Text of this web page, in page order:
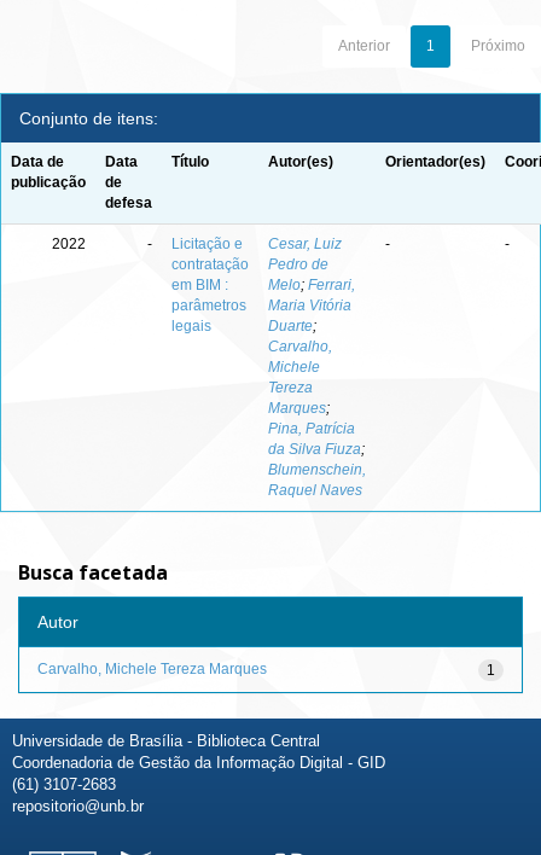
Anterior 1 Próximo
Conjunto de itens:
Data de
publicação
Data
de
defesa
Título Autor(es) Orientador(es)
2022 -
Licitação e
contratação
em BIM :
parâmetros
legais
Cesar, Luiz
Pedro de
Melo; Ferrari,
Maria Vitória
Duarte;
Carvalho,
Michele
Tereza
Marques;
Pina, Patrícia
da Silva Fiuza;
Blumenschein,
Raquel Naves
- -
Busca facetada
Autor
1
Carvalho, Michele Tereza Marques
Universidade de Brasília - Biblioteca Central
Coordenadoria de Gestão da Informação Digital - GID
(61) 3107-2683
repositorio@unb.br